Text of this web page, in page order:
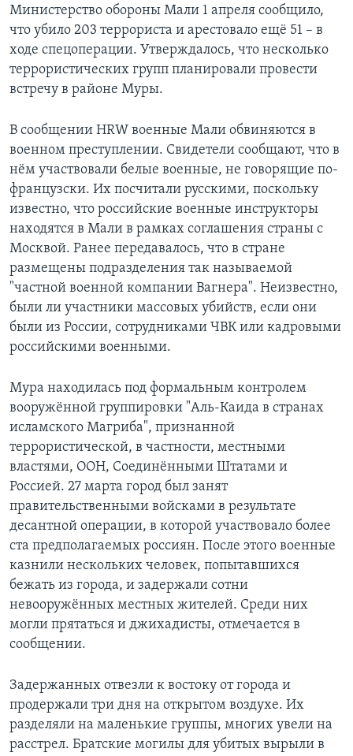
Министерство обороны Мали 1 апреля сообщило,
что убило 203 террориста и арестовало ещё 51 – в
ходе спецоперации. Утверждалось, что несколько
террористических групп планировали провести
встречу в районе Муры.
В сообщении HRW военные Мали обвиняются в
военном преступлении. Свидетели сообщают, что в
нём участвовали белые военные, не говорящие по-
французски. Их посчитали русскими, поскольку
известно, что российские военные инструкторы
находятся в Мали в рамках соглашения страны с
Москвой. Ранее передавалось, что в стране
размещены подразделения так называемой
"частной военной компании Вагнера". Неизвестно,
были ли участники массовых убийств, если они
были из России, сотрудниками ЧВК или кадровыми
российскими военными.
Мура находилась под формальным контролем
вооружённой группировки "Аль-Каида в странах
исламского Магриба", признанной
террористической, в частности, местными
властями, ООН, Соединёнными Штатами и
Россией. 27 марта город был занят
правительственными войсками в результате
десантной операции, в которой участвовало более
ста предполагаемых россиян. После этого военные
казнили нескольких человек, попытавшихся
бежать из города, и задержали сотни
невооружённых местных жителей. Среди них
могли прятаться и джихадисты, отмечается в
сообщении.
Задержанных отвезли к востоку от города и
продержали три дня на открытом воздухе. Их
разделяли на маленькие группы, многих увели на
расстрел. Братские могилы для убитых вырыли в